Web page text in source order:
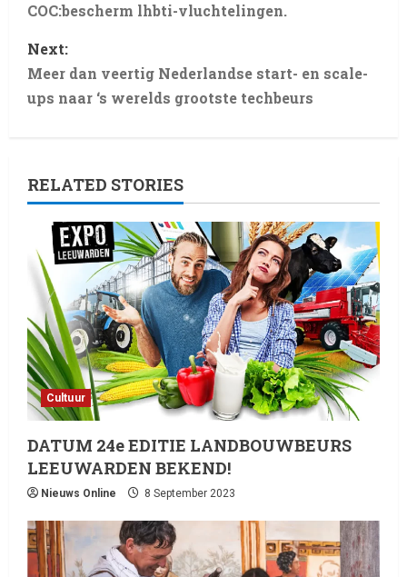
COC:bescherm lhbti-vluchtelingen.
Next:
Meer dan veertig Nederlandse start- en scale-
ups naar ‘s werelds grootste techbeurs
RELATED STORIES
Cultuur
DATUM 24e EDITIE LANDBOUWBEURS
LEEUWARDEN BEKEND!
Nieuws Online 8 September 2023